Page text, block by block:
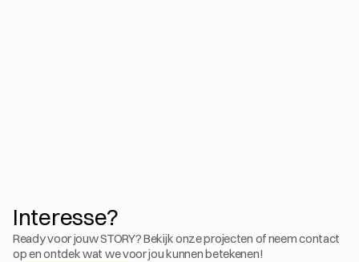
Interesse?
Ready voor jouw STORY? Bekijk onze projecten of neem contact
op en ontdek wat we voor jou kunnen betekenen!